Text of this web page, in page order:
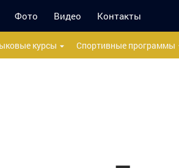
Фото Видео Контакты
курсы Спортивные программы